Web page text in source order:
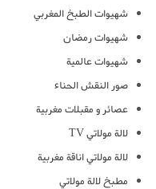
شهيوات الطبخ المغربي
شهيوات رمضان
شهيوات عالمية
صور النقش الحناء
عصائر و مقبلات مغربية
لالة مولاتي TV
لالة مولاتي اناقة مغربية
مطبخ لالة مولاتي